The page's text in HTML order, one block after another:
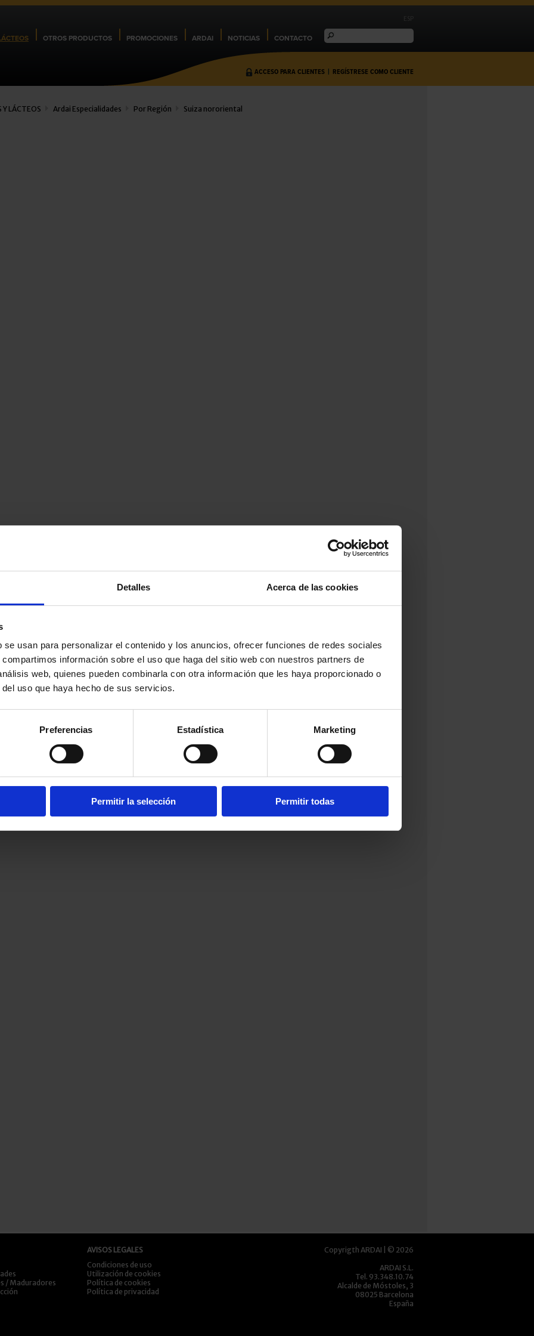
Detalles Acerca de las cookies
usan para personalizar el contenido y los anuncios, ofrecer funciones de redes sociales
información sobre el uso que haga del sitio web con nuestros partners de
web, quienes pueden combinarla con otra información que les haya proporcionado o
uso que haya hecho de sus servicios.
Preferencias Estadística Marketing
Permitir la selección Permitir todas
OTROS PRODUCTOS PROMOCIONES ARDAI NOTICIAS CONTACTO
ACCESO PARA CLIENTES REGÍSTRESE COMO CLIENTE
Y LÁCTEOS Ardai Especialidades Por Región Suiza nororiental
/ Maduradores
AVISOS LEGALES
Condiciones de uso
Utilización de cookies
Política de cookies
Política de privacidad
Copyrigth ARDAI | © 2026
ARDAI S.L.
Tel. 93.348.10.74
Alcalde de Móstoles, 3
08025 Barcelona
España